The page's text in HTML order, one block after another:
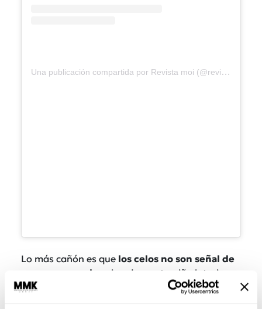
Una publicación compartida por Revista moi (@revistamoi)
Lo más cañón es que los celos no son señal de
que ames mucho
, sino de que tu niño interior
sigue haciendo berrinche. Es como si una parte